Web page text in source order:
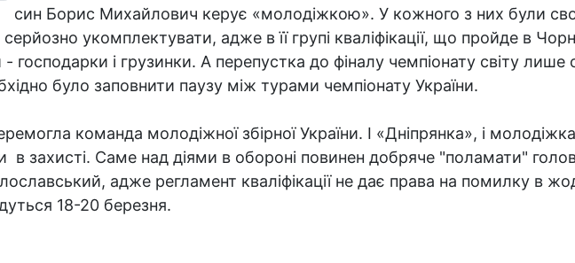
син Борис Михайлович керує «молодіжкою». У кожного з них були
укомплектувати, адже в її групі кваліфікації, що пройде в
господарки і грузинки. А перепустка до фіналу чемпіонату світу лише
було заповнити паузу між турами чемпіонату України.
команда молодіжної збірної України. І «Дніпрянка», і
в захисті. Саме над діями в обороні повинен добряче "поламати"
адже регламент кваліфікації не дає права на помилку в
18-20 березня.